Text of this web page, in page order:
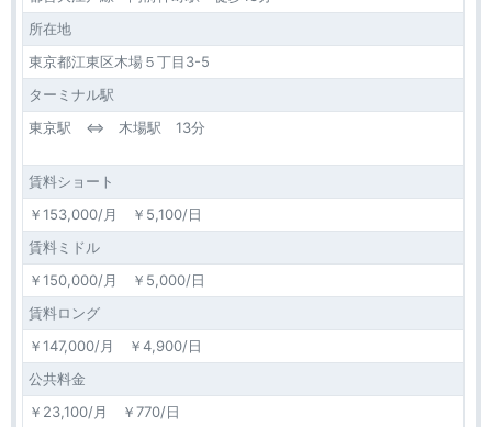
所在地
東京都江東区木場５丁目3-5
ターミナル駅
東京駅 ⇔ 木場駅 13分
賃料ショート
￥153,000/月 ￥5,100/日
賃料ミドル
￥150,000/月 ￥5,000/日
賃料ロング
￥147,000/月 ￥4,900/日
公共料金
￥23,100/月 ￥770/日